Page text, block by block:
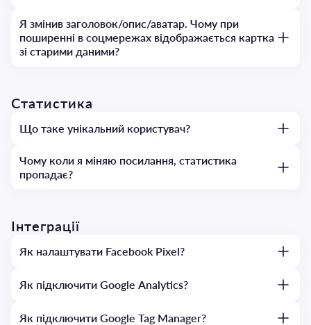
Я змінив заголовок/опис/аватар. Чому при
поширенні в соцмережах відображається картка
зі старими даними?
Статистика
Що таке унікальний користувач?
Чому коли я міняю посилання, статистика
пропадає?
Інтеграції
Як налаштувати Facebook Pixel?
Як підключити Google Analytics?
Як підключити Google Tag Manager?